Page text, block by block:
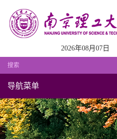
2026年08月07日
导航菜单